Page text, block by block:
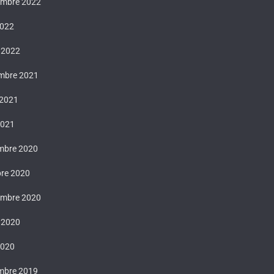
2022
2021
2020
2020
2020
2019